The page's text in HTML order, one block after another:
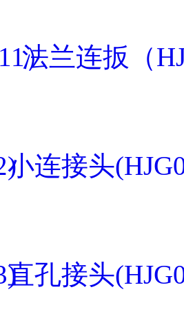
法兰连扳（
小连接头
直孔接头